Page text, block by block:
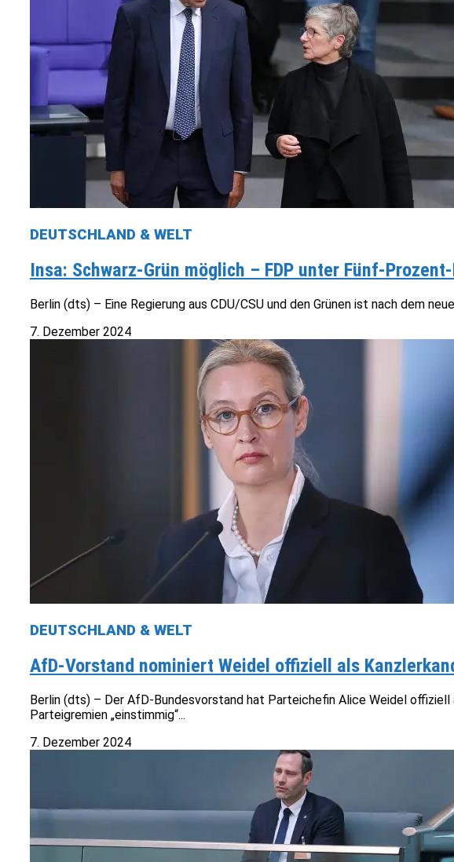
DEUTSCHLAND & WELT
Insa: Schwarz-Grün möglich – FDP unter Fünf-
Berlin (dts) – Eine Regierung aus CDU/CSU und den Grünen ist nach dem
7. Dezember 2024
DEUTSCHLAND & WELT
AfD-Vorstand nominiert Weidel offiziell als
Berlin (dts) – Der AfD-Bundesvorstand hat Parteichefin Alice Weidel
Parteigremien „einstimmig“...
7. Dezember 2024